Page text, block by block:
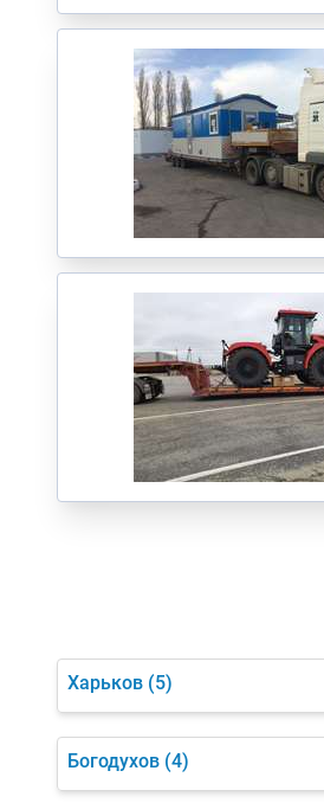
Харьков (5)
Богодухов (4)